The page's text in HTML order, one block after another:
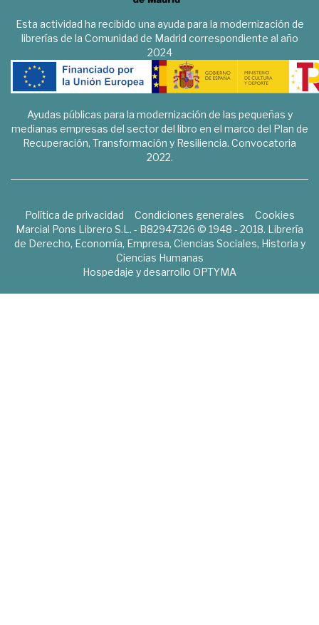
Esta actividad ha recibido una ayuda para la modernización de
librerías de la Comunidad de Madrid correspondiente al año
2024
Ayudas públicas para la modernización de las pequeñas y
medianas empresas del sector del libro en el marco del Plan de
Recuperación, Transformación y Resiliencia. Convocatoria
2022.
Política de privacidad Condiciones generales
Cookies
Marcial Pons Librero S.L. - B82947326 © 1948 - 2018. Librería
de Derecho, Economía, Empresa, Ciencias Sociales, Historia y
Ciencias Humanas
Hospedaje y desarrollo OPTYMA